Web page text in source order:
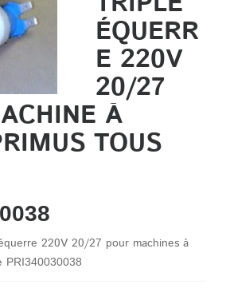
ÉQUERR
E 220V
20/27
À
TOUS
220V 20/27 pour machines à
PRI340030038